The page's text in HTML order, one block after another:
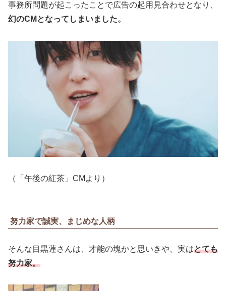
事務所問題が起こったことで広告の起用見合わせとなり、
幻のCMとなってしまいました。
（「午後の紅茶」CMより）
努力家で誠実、まじめな人柄
そんな目黒蓮さんは、才能の塊かと思いきや、実はとても
努力家。